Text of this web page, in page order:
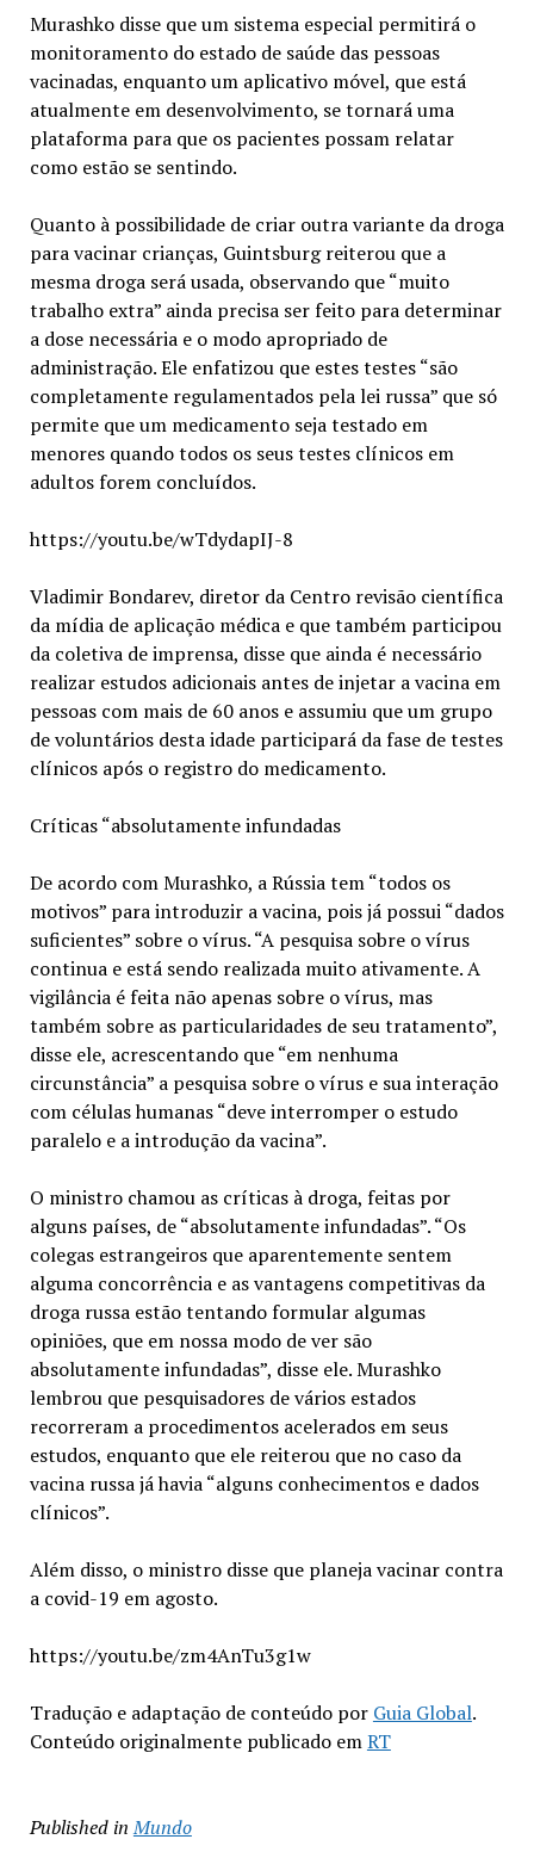
Murashko disse que um sistema especial permitirá o
monitoramento do estado de saúde das pessoas
vacinadas, enquanto um aplicativo móvel, que está
atualmente em desenvolvimento, se tornará uma
plataforma para que os pacientes possam relatar
como estão se sentindo.
Quanto à possibilidade de criar outra variante da droga
para vacinar crianças, Guintsburg reiterou que a
mesma droga será usada, observando que “muito
trabalho extra” ainda precisa ser feito para determinar
a dose necessária e o modo apropriado de
administração. Ele enfatizou que estes testes “são
completamente regulamentados pela lei russa” que só
permite que um medicamento seja testado em
menores quando todos os seus testes clínicos em
adultos forem concluídos.
https://youtu.be/wTdydapIJ-8
Vladimir Bondarev, diretor da Сentro revisão científica
da mídia de aplicação médica e que também participou
da coletiva de imprensa, disse que ainda é necessário
realizar estudos adicionais antes de injetar a vacina em
pessoas com mais de 60 anos e assumiu que um grupo
de voluntários desta idade participará da fase de testes
clínicos após o registro do medicamento.
Críticas “absolutamente infundadas
De acordo com Murashko, a Rússia tem “todos os
motivos” para introduzir a vacina, pois já possui “dados
suficientes” sobre o vírus. “A pesquisa sobre o vírus
continua e está sendo realizada muito ativamente. A
vigilância é feita não apenas sobre o vírus, mas
também sobre as particularidades de seu tratamento”,
disse ele, acrescentando que “em nenhuma
circunstância” a pesquisa sobre o vírus e sua interação
com células humanas “deve interromper o estudo
paralelo e a introdução da vacina”.
O ministro chamou as críticas à droga, feitas por
alguns países, de “absolutamente infundadas”. “Os
colegas estrangeiros que aparentemente sentem
alguma concorrência e as vantagens competitivas da
droga russa estão tentando formular algumas
opiniões, que em nossa modo de ver são
absolutamente infundadas”, disse ele. Murashko
lembrou que pesquisadores de vários estados
recorreram a procedimentos acelerados em seus
estudos, enquanto que ele reiterou que no caso da
vacina russa já havia “alguns conhecimentos e dados
clínicos”.
Além disso, o ministro disse que planeja vacinar contra
a covid-19 em agosto.
https://youtu.be/zm4AnTu3g1w
Tradução e adaptação de conteúdo por Guia Global.
Conteúdo originalmente publicado emRT
Published in Mundo